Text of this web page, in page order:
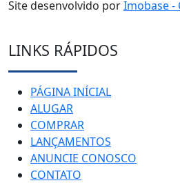
Site desenvolvido porImobase -
LINKS RÁPIDOS
PÁGINA INÍCIAL
ALUGAR
COMPRAR
LANÇAMENTOS
ANUNCIE CONOSCO
CONTATO